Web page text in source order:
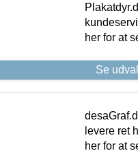
her for at
Se
levere ret
her for at